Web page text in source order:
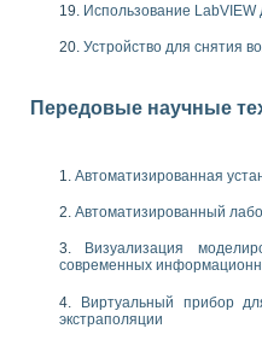
лабораторный практикум
одномерных сигналов
принципа действия
электрических
информационно-измерительным
теории Коммутации
работы «Имитационное
в среде LabVIEW
национального проекта
Использование
Устройство для снятия
Передовые научные
Автоматизированная
Автоматизированный
Визуализация
современных
Виртуальный прибор
экстраполяции